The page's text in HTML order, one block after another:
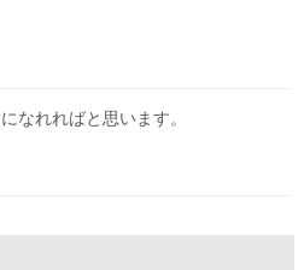
なれればと思います。